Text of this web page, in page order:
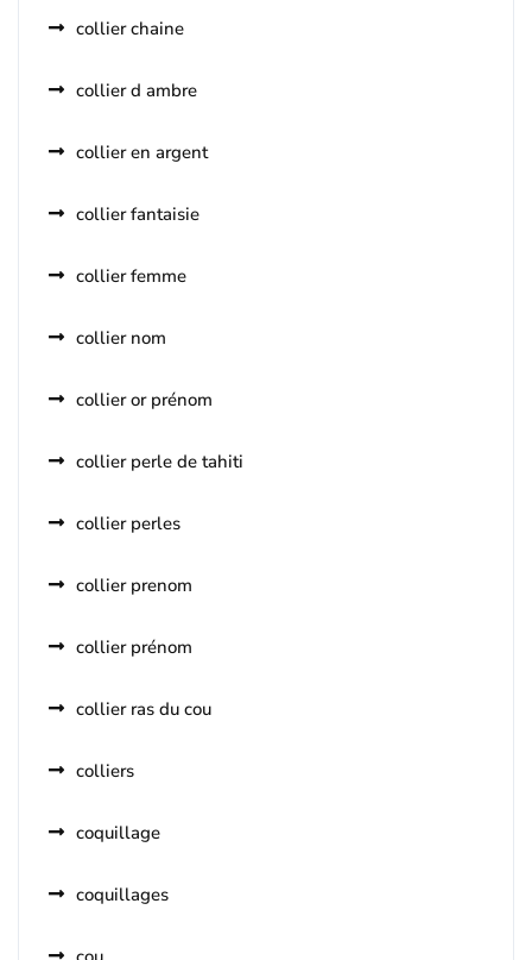
collier chaine
collier d ambre
collier en argent
collier fantaisie
collier femme
collier nom
collier or prénom
collier perle de tahiti
collier perles
collier prenom
collier prénom
collier ras du cou
colliers
coquillage
coquillages